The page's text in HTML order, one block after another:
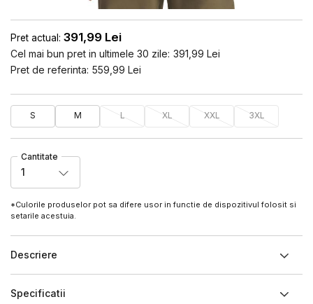
Pret actual: 391,99 Lei
Cel mai bun pret in ultimele 30 zile: 391,99 Lei
Pret de referinta: 559,99 Lei
S M L XL XXL 3XL
Cantitate
1
*Culorile produselor pot sa difere usor in functie de dispozitivul folosit si
setarile acestuia.
Descriere
Specificatii